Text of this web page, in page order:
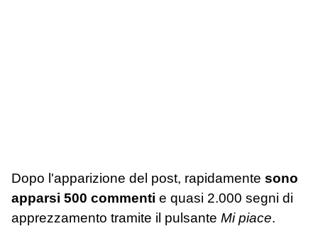
Dopo l'apparizione del post, rapidamente sono
apparsi 500 commenti e quasi 2.000 segni di
apprezzamento tramite il pulsante Mi piace.